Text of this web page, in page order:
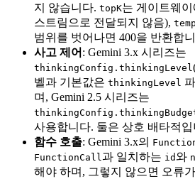
지 않습니다. topK는 게이트웨
스트림으로 전달되지 않음),
범위를 벗어나면 400을 반환합
사고 제어 : Gemini 3.x 시리즈는
thinkingConfig.thinkingLevel
벨과 기본값은 thinkingLevel
며, Gemini 2.5 시리즈는
사용합니다. 둘은 상호 배타적입
함수 호출: Gemini 3.x의
FunctionCall과 일치하는 id와
해야 하며, 그렇지 않으면 오류